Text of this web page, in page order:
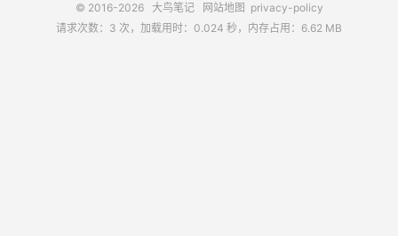
© 2016-2026 大鸟笔记 网站地图 privacy-policy
请求次数：3 次，加载用时：0.024 秒，内存占用：6.62 MB